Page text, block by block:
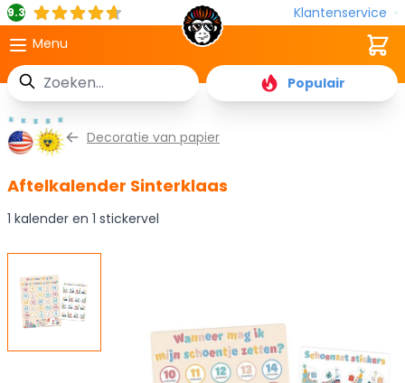
9.3
Klantenservice
Menu
Zoek
Populair
Cart
Decoratie van papier
Aftelkalender Sinterklaas
1 kalender en 1 stickervel